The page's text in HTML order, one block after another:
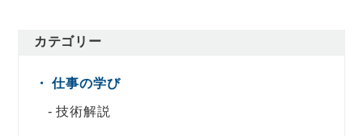
カテゴリー
仕事の学び
技術解説